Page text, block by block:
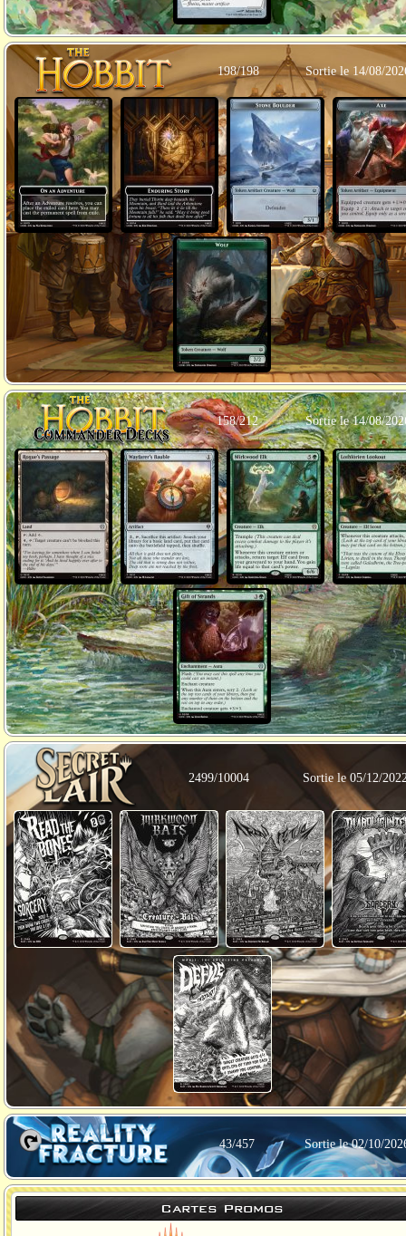
198/198 Sortie le 14/08/
158/212 Sortie le 14/08/
2499/10004 Sortie le 05/12/
43/457 Sortie le 02/10/
Cartes Promos